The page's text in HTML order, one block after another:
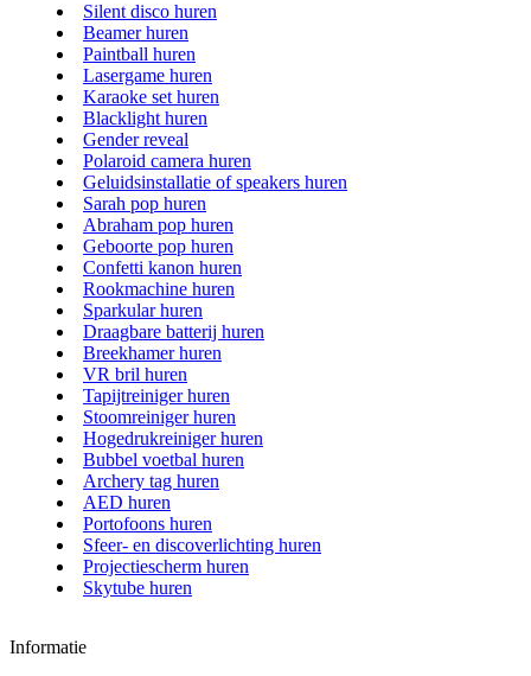
Silent disco huren
Beamer huren
Paintball huren
Lasergame huren
Karaoke set huren
Blacklight huren
Gender reveal
Polaroid camera huren
Geluidsinstallatie of speakers huren
Sarah pop huren
Abraham pop huren
Geboorte pop huren
Confetti kanon huren
Rookmachine huren
Sparkular huren
Draagbare batterij huren
Breekhamer huren
VR bril huren
Tapijtreiniger huren
Stoomreiniger huren
Hogedrukreiniger huren
Bubbel voetbal huren
Archery tag huren
AED huren
Portofoons huren
Sfeer- en discoverlichting huren
Projectiescherm huren
Skytube huren
Informatie